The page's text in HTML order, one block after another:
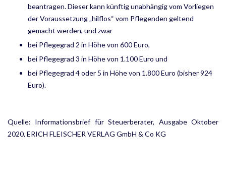
beantragen. Dieser kann künftig unabhängig vom Vorliegen
der Voraussetzung „hilflos“ vom Pflegenden geltend
gemacht werden, und zwar
bei Pflegegrad 2 in Höhe von 600 Euro,
bei Pflegegrad 3 in Höhe von 1.100 Euro und
bei Pflegegrad 4 oder 5 in Höhe von 1.800 Euro (bisher 924
Euro).
Quelle: Informationsbrief für Steuerberater, Ausgabe Oktober
2020, ERICH FLEISCHER VERLAG GmbH & Co KG